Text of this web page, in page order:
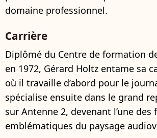
domaine professionnel.
Carrière
Diplômé du Centre de formation
en 1972, Gérard Holtz entame sa
où il travaille d’abord pour le
spécialise ensuite dans le grand
sur Antenne 2, devenant l’une des
emblématiques du paysage